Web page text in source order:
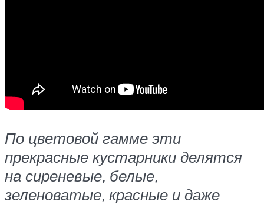
По цветовой гамме эти
прекрасные кустарники делятся
на сиреневые, белые,
зеленоватые, красные и даже